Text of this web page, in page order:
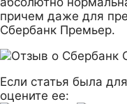
причем даже для
Сбербанк Премьер.
Если статья была
оцените ее: